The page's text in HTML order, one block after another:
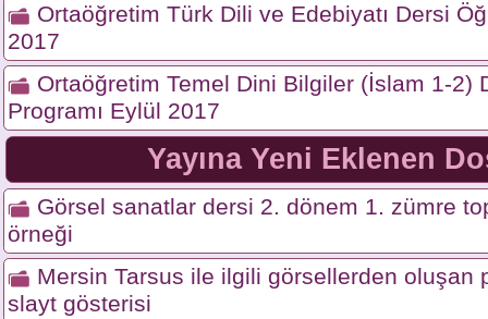
Ortaöğretim Türk Dili ve Edebiyatı Dersi
2017
Ortaöğretim Temel Dini Bilgiler (İslam 1-2)
Programı Eylül 2017
Yayına Yeni Eklenen
Görsel sanatlar dersi 2. dönem 1. zümre
örneği
Mersin Tarsus ile ilgili görsellerden oluşan
slayt gösterisi